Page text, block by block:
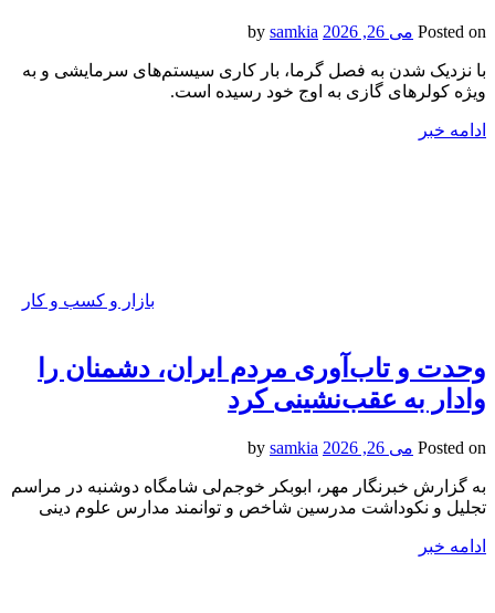
Posted on می 26, 2026 samkia
با نزدیک شدن به فصل گرما، بار کاری سیستم‌های سرمایشی و به
ویژه کولرهای گازی به اوج خود رسیده است.
ادامه خبر
بازار و کسب و کار
وحدت و تاب‌آوری مردم ایران، دشمنان را
وادار به عقب‌نشینی کرد
Posted on می 26, 2026 samkia
به گزارش خبرنگار مهر، ابوبکر خوجم‌لی شامگاه دوشنبه در مراسم
تجلیل و نکوداشت مدرسین شاخص و توانمند مدارس علوم دینی
ادامه خبر